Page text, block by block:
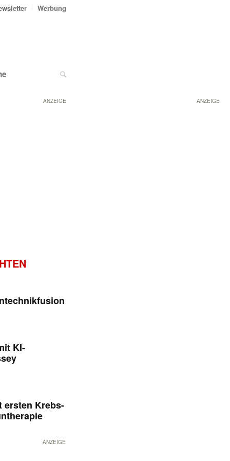
ANZEIGE
Werbung
ANZEIGE
KI-
ersten Krebs-
ANZEIGE